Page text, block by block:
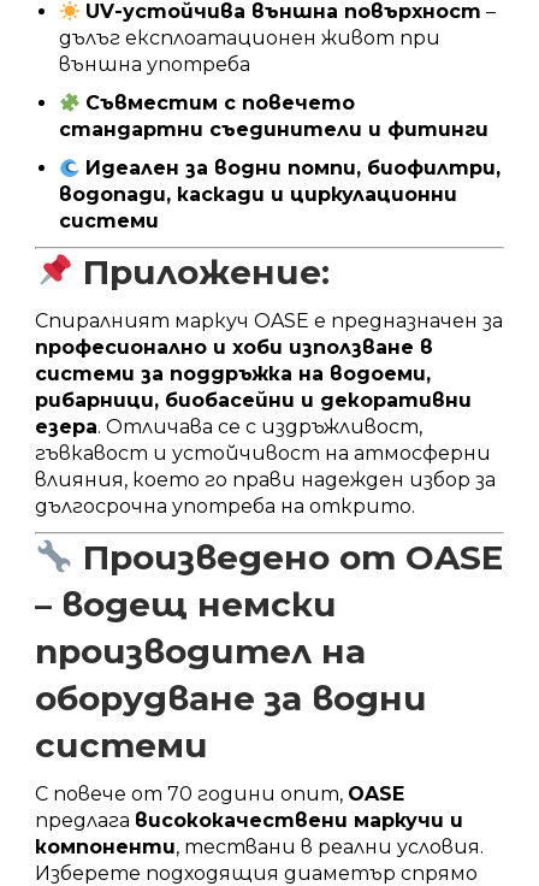
UV-устойчива външна повърхност –
дълъг експлоатационен живот при
външна употреба
Съвместим с повечето
стандартни съединители и фитинги
Идеален за водни помпи, биофилтри,
водопади, каскади и циркулационни
системи
Приложение:
Спиралният маркуч OASE е предназначен за
професионално и хоби използване в
системи за поддръжка на водоеми,
рибарници, биобасейни и декоративни
езера. Отличава се с издръжливост,
гъвкавост и устойчивост на атмосферни
влияния, което го прави надежден избор за
дългосрочна употреба на открито.
Произведено от OASE
– водещ немски
производител на
оборудване за водни
системи
С повече от 70 години опит, OASE
предлага висококачествени маркучи и
компоненти, тествани в реални условия.
Изберете подходящия диаметър спрямо